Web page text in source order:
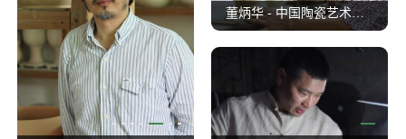
董炳华 - 中国陶瓷艺术大师 叶小春 - 中国陶瓷艺术大师